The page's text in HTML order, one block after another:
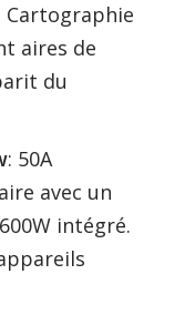
Cartographie
aires de
du
: 50A
avec un
intégré.